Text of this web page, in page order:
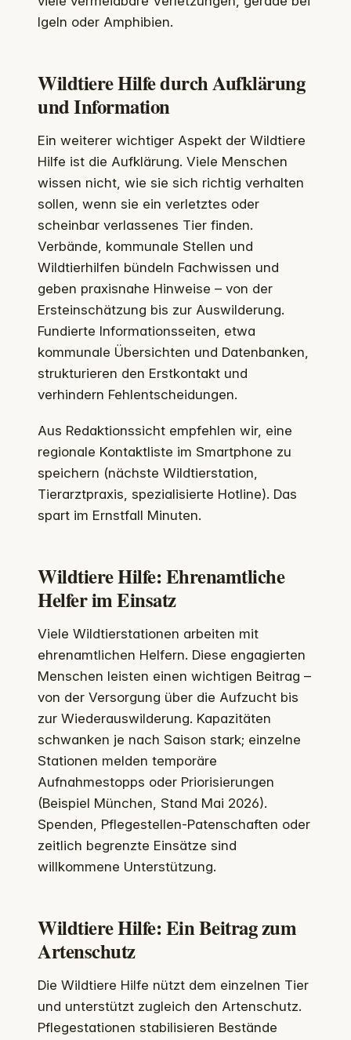
Igeln oder Amphibien.
Wildtiere Hilfe durch Aufklärung
und Information
Ein weiterer wichtiger Aspekt der Wildtiere
Hilfe ist die Aufklärung. Viele Menschen
wissen nicht, wie sie sich richtig verhalten
sollen, wenn sie ein verletztes oder
scheinbar verlassenes Tier finden.
Verbände, kommunale Stellen und
Wildtierhilfen bündeln Fachwissen und
geben praxisnahe Hinweise – von der
Ersteinschätzung bis zur Auswilderung.
Fundierte Informationsseiten, etwa
kommunale Übersichten und Datenbanken,
strukturieren den Erstkontakt und
verhindern Fehlentscheidungen.
Aus Redaktionssicht empfehlen wir, eine
regionale Kontaktliste im Smartphone zu
speichern (nächste Wildtierstation,
Tierarztpraxis, spezialisierte Hotline). Das
spart im Ernstfall Minuten.
Wildtiere Hilfe: Ehrenamtliche
Helfer im Einsatz
Viele Wildtierstationen arbeiten mit
ehrenamtlichen Helfern. Diese engagierten
Menschen leisten einen wichtigen Beitrag –
von der Versorgung über die Aufzucht bis
zur Wiederauswilderung. Kapazitäten
schwanken je nach Saison stark; einzelne
Stationen melden temporäre
Aufnahmestopps oder Priorisierungen
(Beispiel München, Stand Mai 2026).
Spenden, Pflegestellen-Patenschaften oder
zeitlich begrenzte Einsätze sind
willkommene Unterstützung.
Wildtiere Hilfe: Ein Beitrag zum
Artenschutz
Die Wildtiere Hilfe nützt dem einzelnen Tier
und unterstützt zugleich den Artenschutz.
Pflegestationen stabilisieren Bestände